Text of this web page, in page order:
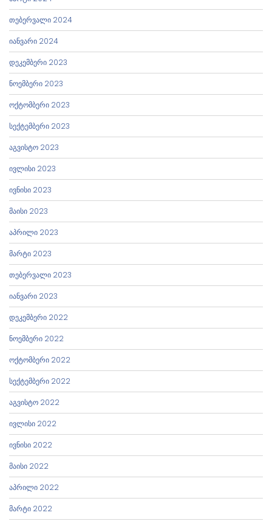
თებერვალი 2024
იანვარი 2024
დეკემბერი 2023
ნოემბერი 2023
ოქტომბერი 2023
სექტემბერი 2023
აგვისტო 2023
ივლისი 2023
ივნისი 2023
მაისი 2023
აპრილი 2023
მარტი 2023
თებერვალი 2023
იანვარი 2023
დეკემბერი 2022
ნოემბერი 2022
ოქტომბერი 2022
სექტემბერი 2022
აგვისტო 2022
ივლისი 2022
ივნისი 2022
მაისი 2022
აპრილი 2022
მარტი 2022